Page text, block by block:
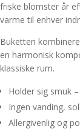
friske blomster år
varme til enhver
Buketten
en harmonisk
klassiske rum.
Holder sig smuk
Ingen vanding,
Allergivenlig og